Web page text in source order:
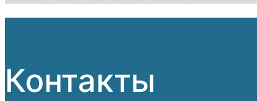
Контакты